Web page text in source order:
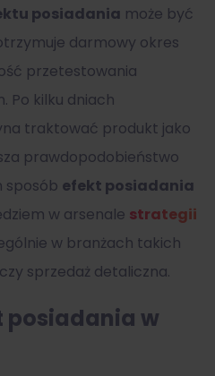
posiadania może być
darmowy okres
przetestowania
Po kilku dniach
traktować produkt jako
prawdopodobieństwo
sposób efekt posiadania
w arsenale strategii
w branżach takich
czy sprzedaż detaliczna.
posiadania w